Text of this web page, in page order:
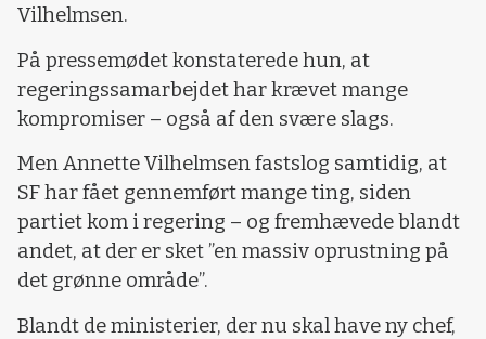
Vilhelmsen.
På pressemødet konstaterede hun, at
regeringssamarbejdet har krævet mange
kompromiser – også af den svære slags.
Men Annette Vilhelmsen fastslog samtidig, at
SF har fået gennemført mange ting, siden
partiet kom i regering – og fremhævede blandt
andet, at der er sket ”en massiv oprustning på
det grønne område”.
Blandt de ministerier, der nu skal have ny chef,